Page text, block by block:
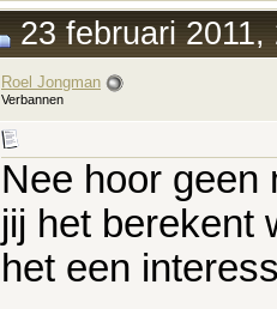
23 februari 2011,
Roel Jongman
Verbannen
Nee hoor geen
jij het berekent
het een